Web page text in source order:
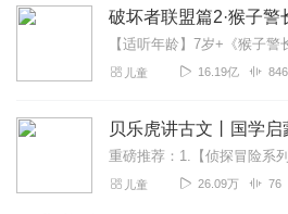
儿童 16.19亿 846
贝乐虎讲古文丨国学
儿童 26.09万 76